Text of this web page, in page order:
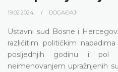
19.02.2024. DOGAĐAJI
Ustavni sud Bosne i
različitim političkim
posljednjih godinu i pol
neimenovanjem upražnjenih